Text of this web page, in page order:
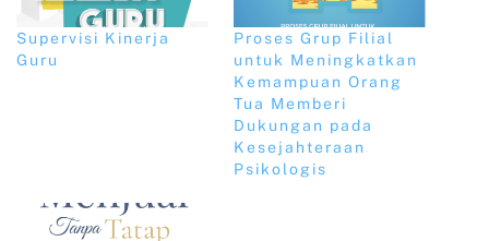
Supervisi Kinerja
Guru
Proses Grup Filial
untuk Meningkatkan
Kemampuan Orang
Tua Memberi
Dukungan pada
Kesejahteraan
Psikologis